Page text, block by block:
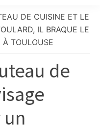
DE CUISINE ET LE
IL BRAQUE LE
À TOULOUSE
de